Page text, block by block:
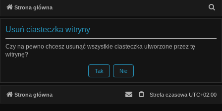
Strona główna
z
Usuń ciasteczka witryny
Czy na pewno chcesz usunąć wszystkie ciasteczka utworzone przez tę
witrynę?
Strona główna Strefa czasowa UTC+02:00